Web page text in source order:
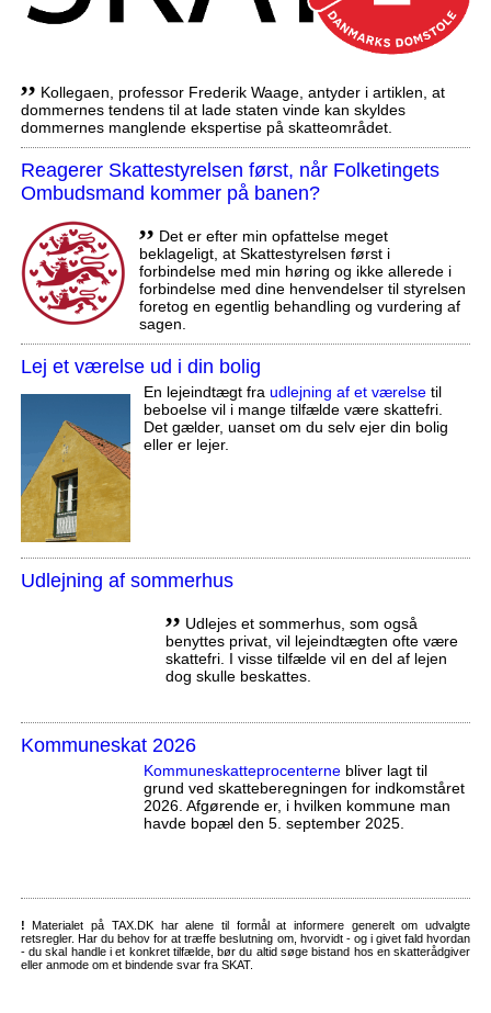
,, Kollegaen, professor Frederik Waage, antyder i artiklen, at
dommernes tendens til at lade staten vinde kan skyldes
dommernes manglende ekspertise på skatteområdet.
Reagerer Skattestyrelsen først, når Folketingets
Ombudsmand kommer på banen?
,, Det er efter min opfattelse meget
beklageligt, at Skattestyrelsen først i
forbindelse med min høring og ikke allerede i
forbindelse med dine henvendelser til styrelsen
foretog en egentlig behandling og vurdering af
sagen.
Lej et værelse ud i din bolig
En lejeindtægt fra udlejning af et værelsetil
beboelse vil i mange tilfælde være skattefri.
Det gælder, uanset om du selv ejer din bolig
eller er lejer.
Udlejning af sommerhus
,, Udlejes et sommerhus, som også
benyttes privat, vil lejeindtægten ofte være
skattefri. I visse tilfælde vil en del af lejen
dog skulle beskattes.
Kommuneskat 2026
Kommuneskatte­procenternebliver lagt til
grund ved skatteberegningen for indkomståret
2026. Afgørende er, i hvilken kommune man
havde bopæl den 5. september 2025.
! Materialet på TAX.DK har alene til formål at informere generelt om udvalgte
retsregler. Har du behov for at træffe beslutning om, hvorvidt - og i givet fald hvordan
- du skal handle i et konkret tilfælde, bør du altid søge bistand hos en skatterådgiver
eller anmode om et bindende svar fra SKAT.